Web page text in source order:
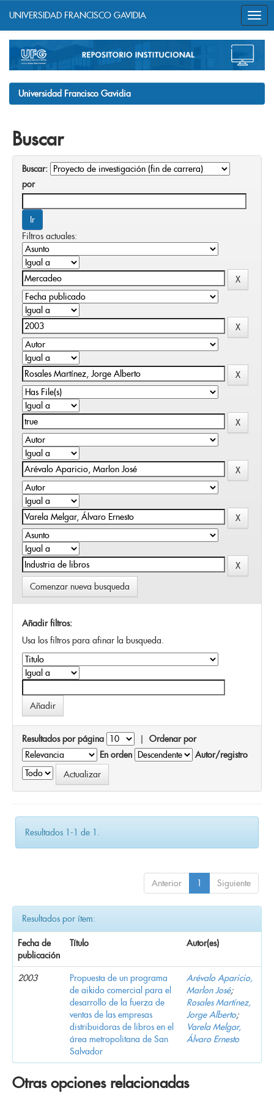
navigation
UNIVERSIDAD FRANCISCO GAVIDIA
Universidad Francisco Gavidia
Buscar
Buscar:
por
Filtros actuales:
Comenzar nueva busqueda
Añadir filtros:
Usa los filtros para afinar la busqueda.
Resultados por página | Ordenar por
En orden
Autor/registro
Resultados 1-1 de 1.
Anterior 1 Siguiente
Resultados por ítem:
Fecha de
publicación
Título Autor(es)
2003
Propuesta de un programa
de aikido comercial para el
desarrollo de la fuerza de
ventas de las empresas
distribuidoras de libros en el
área metropolitana de San
Salvador
Arévalo Aparicio,
Marlon José;
Rosales Martínez,
Jorge Alberto;
Varela Melgar,
Álvaro Ernesto
Otras opciones relacionadas